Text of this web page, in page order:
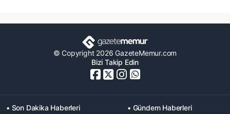
© Copyright 2026 GazeteMemur.com
Bizi Takip Edin
• Son Dakika Haberleri • Gündem Haberleri